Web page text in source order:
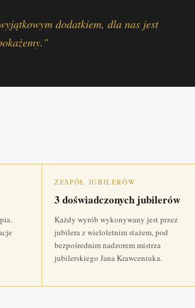
dodatkiem, dla nas jest
ZESPÓŁ JUBILERÓW
3 doświadczonych jubilerów
Każdy wyrób wykonywany jest przez
jubilera z wieloletnim stażem, pod
bezpośrednim nadzorem mistrza
jubilerskiego Jana Krawceniuka.